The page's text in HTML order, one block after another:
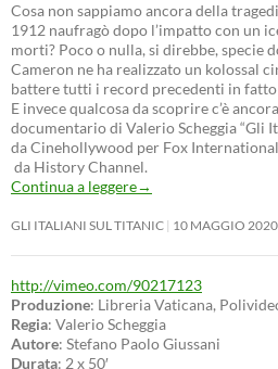
Cosa non sappiamo ancora della
1912 naufragò dopo l’impatto con un
morti? Poco o nulla, si direbbe, specie
Cameron ne ha realizzato un kolossal
battere tutti i record precedenti in fatto
E invece qualcosa da scoprire c’è
documentario di Valerio Scheggia “Gli
da Cinehollywood per Fox
da History Channel.
Continua a leggere→
GLI ITALIANI SUL TITANIC 10 MAGGIO 2020
http://vimeo.com/90217123
Produzione: Libreria Vaticana,
Regia: Valerio Scheggia
Autore: Stefano Paolo Giussani
Durata: 2 x 50′